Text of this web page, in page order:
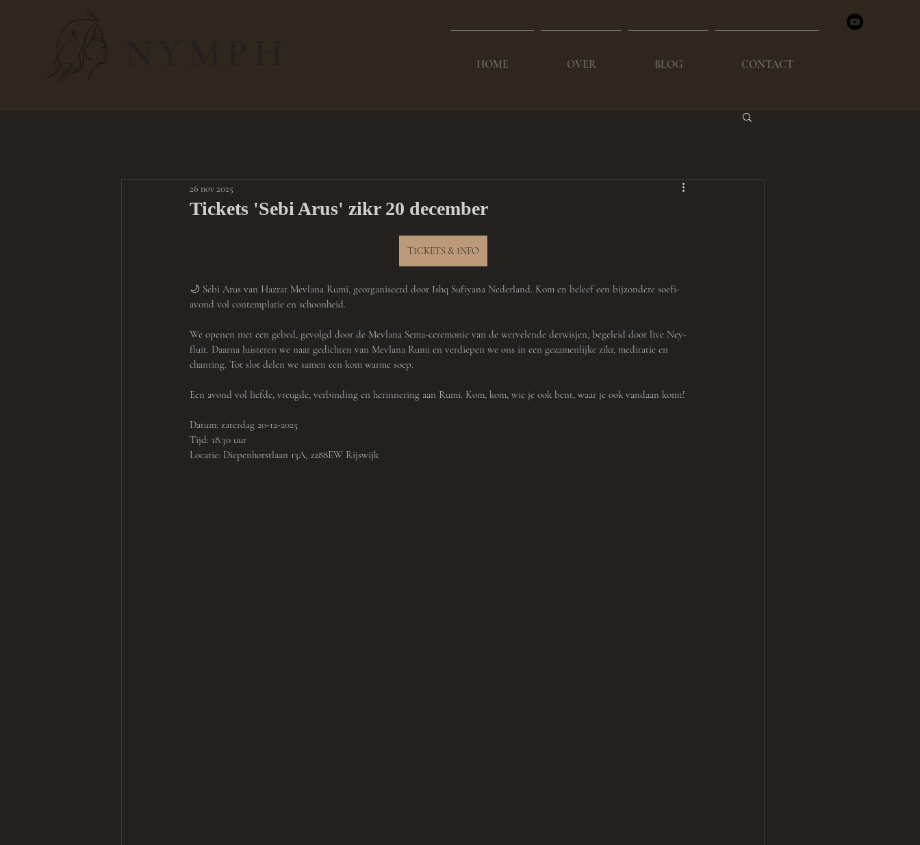
HOME OVER BLOG CONTACT
Tickets 'Sebi Arus' zikr 20 december
26 nov 2025
TICKETS & INFO
🌙 Sebi Arus van Hazrat Mevlana Rumi, georganiseerd door Ishq Sufiyana Nederland. Kom en beleef een bijzondere soefi-
avond vol contemplatie en schoonheid.
We openen met een gebed, gevolgd door de Mevlana Sema-ceremonie van de wervelende derwisjen, begeleid door live Ney-
fluit. Daarna luisteren we naar gedichten van Mevlana Rumi en verdiepen we ons in een gezamenlijke zikr, meditatie en
chanting. Tot slot delen we samen een kom warme soep.
Een avond vol liefde, vreugde, verbinding en herinnering aan Rumi. Kom, kom, wie je ook bent, waar je ook vandaan komt!
Datum: zaterdag 20-12-2025
Tijd: 18.30 uur
Locatie: Diepenhorstlaan 13A, 2288EW Rijswijk